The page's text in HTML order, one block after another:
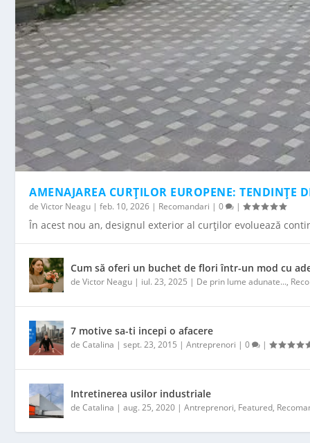
AMENAJAREA CURȚILOR EUROPENE: TENDINȚE
deVictor Neagu |feb. 10, 2026 | Recomandari |0 |
În acest nou an, designul exterior al curților evoluează
Cum să oferi un buchet de flori într-un mod cu
deVictor Neagu | iul. 23, 2025 | De prin lume adunate...,
7 motive sa-ti incepi o afacere
deCatalina |sept. 23, 2015 |Antreprenori |0 |
Intretinerea usilor industriale
deCatalina |aug. 25, 2020 |Antreprenori, Featured,